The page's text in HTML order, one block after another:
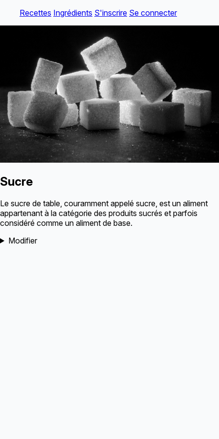
Recettes Ingrédients S'inscrire Se connecter
Sucre
Le sucre de table, couramment appelé sucre, est un aliment
appartenant à la catégorie des produits sucrés et parfois
considéré comme un aliment de base.
Modifier